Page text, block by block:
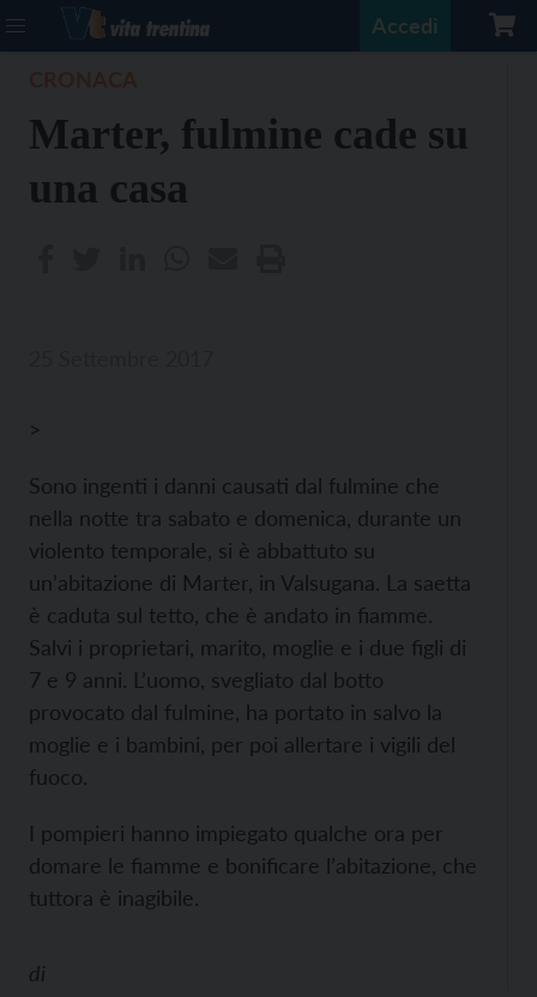
Accedi
Marter, fulmine cade su
una casa
>
Sono ingenti i danni causati dal fulmine che
nella notte tra sabato e domenica, durante un
violento temporale, si è abbattuto su
un’abitazione di Marter, in Valsugana. La saetta
è caduta sul tetto, che è andato in fiamme.
Salvi i proprietari, marito, moglie e i due figli di
7 e 9 anni. L’uomo, svegliato dal botto
provocato dal fulmine, ha portato in salvo la
moglie e i bambini, per poi allertare i vigili del
fuoco.
I pompieri hanno impiegato qualche ora per
domare le fiamme e bonificare l’abitazione, che
tuttora è inagibile.
di